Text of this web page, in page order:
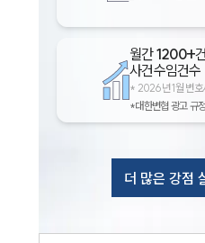
월간1200+
사건수임건수
* 2026년 1월 변호
*대한변협 광고 규
더 많은 강점